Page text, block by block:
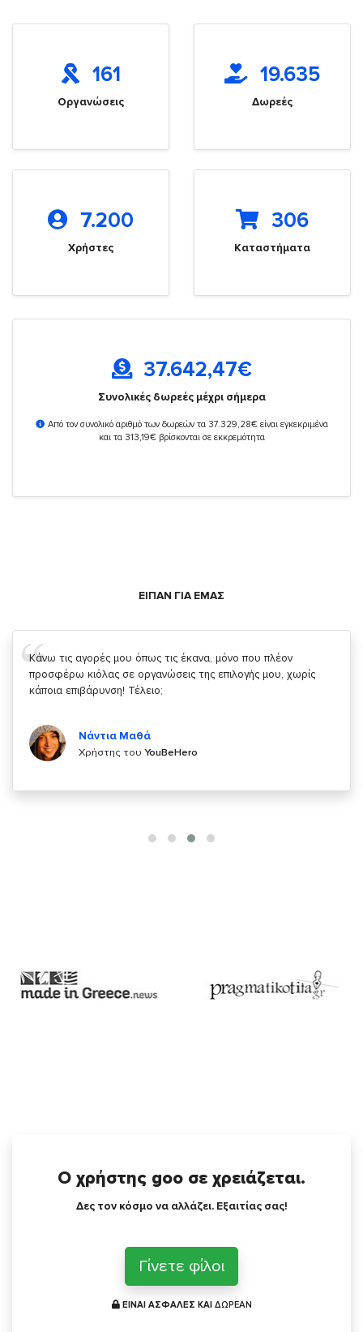
161
Οργανώσεις
19.635
Δωρεές
7.200
Χρήστες
306
Καταστήματα
37.642,47€
Συνολικές δωρεές μέχρι σήμερα
Από τον συνολικό αριθμό των δωρεών τα 37.329,28€ είναι εγκεκριμένα
και τα 313,19€ βρίσκονται σε εκκρεμότητα
ΕΙΠΑΝ ΓΙΑ ΕΜΑΣ
Σας ευχαριστώ που μας δίνετε την δυνατότητα να κάνουμε
κάτι!
Χρήστης τουYouBeHero
Ο χρήστης goo σε χρειάζεται.
Δες τον κόσμο να αλλάζει. Εξαιτίας σας!
Γίνετε φίλοι
ΕΙΝΑΙ ΑΣΦΑΛΕΣ ΚΑΙ ΔΩΡΕΑΝ